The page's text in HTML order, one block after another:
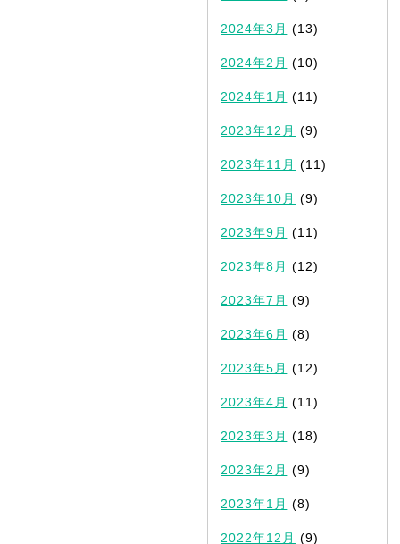
2024年3月 (13)
2024年2月 (10)
2024年1月 (11)
2023年12月 (9)
2023年11月 (11)
2023年10月 (9)
2023年9月 (11)
2023年8月 (12)
2023年7月 (9)
2023年6月 (8)
2023年5月 (12)
2023年4月 (11)
2023年3月 (18)
2023年2月 (9)
2023年1月 (8)
2022年12月 (9)